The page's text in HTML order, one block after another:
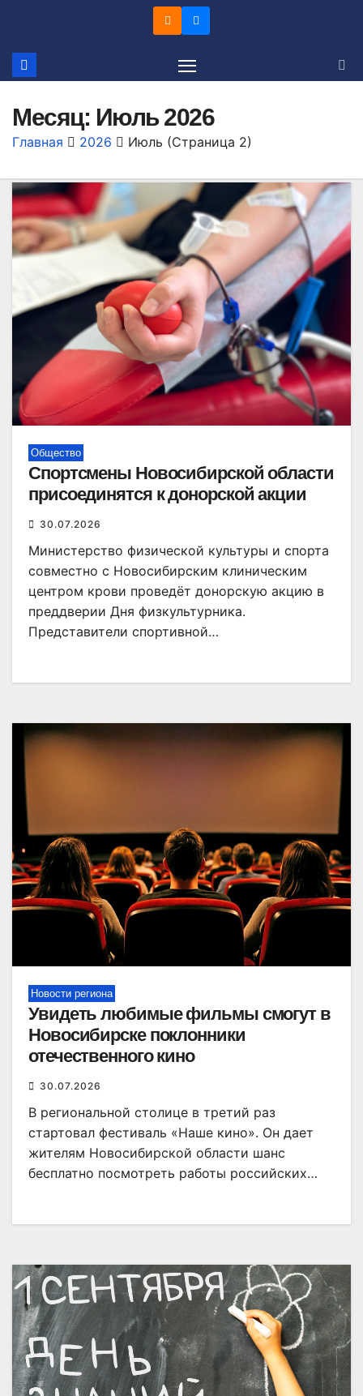
содержимому
Месяц: Июль 2026
Главная 2026 Июль (Страница 2)
Общество
Спортсмены Новосибирской области
присоединятся к донорской акции
30.07.2026
Министерство физической культуры и спорта
совместно с Новосибирским клиническим
центром крови проведёт донорскую акцию в
преддверии Дня физкультурника.
Представители спортивной…
Новости региона
Увидеть любимые фильмы смогут в
Новосибирске поклонники
отечественного кино
30.07.2026
В региональной столице в третий раз
стартовал фестиваль «Наше кино». Он дает
жителям Новосибирской области шанс
бесплатно посмотреть работы российских…